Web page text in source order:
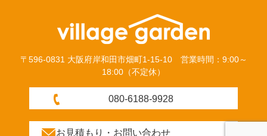
〒596-0831 大阪府岸和田市畑町1-15-10 営業時間：9:00～
18:00（不定休）
080-6188-9928
お見積もり・お問い合わせ